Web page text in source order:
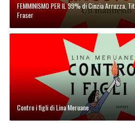
FEMMINISMO PER IL 99% di Cinzia Arruzza,
Fraser
Contro i figli di Lina Meruane